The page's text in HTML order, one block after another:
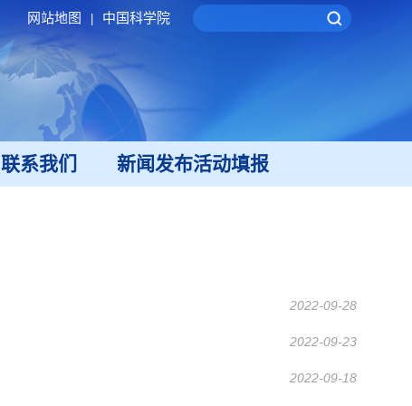
网站地图 中国科学院
联系我们 新闻发布活动填报
2022-09-28
2022-09-23
2022-09-18